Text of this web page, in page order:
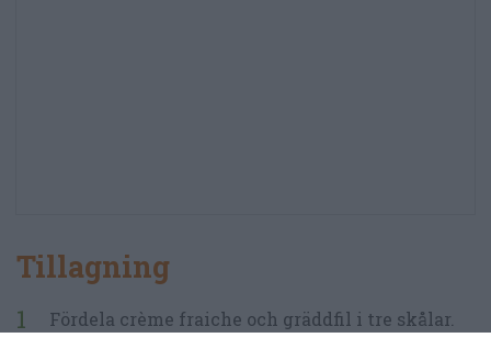
Tillagning
Fördela crème fraiche och gräddfil i tre skålar.